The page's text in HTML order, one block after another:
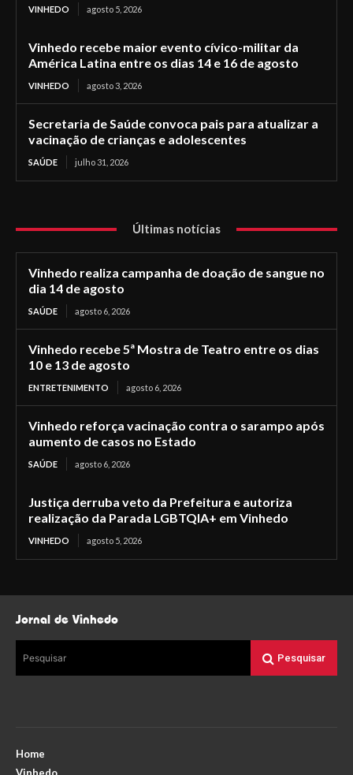
VINHEDO agosto 5, 2026
Vinhedo recebe maior evento cívico-militar da
América Latina entre os dias 14 e 16 de agosto
VINHEDO agosto 3, 2026
Secretaria de Saúde convoca pais para atualizar a
vacinação de crianças e adolescentes
SAÚDE julho 31, 2026
Últimas notícias
Vinhedo realiza campanha de doação de sangue no
dia 14 de agosto
SAÚDE agosto 6, 2026
Vinhedo recebe 5ª Mostra de Teatro entre os dias
10 e 13 de agosto
ENTRETENIMENTO agosto 6, 2026
Vinhedo reforça vacinação contra o sarampo após
aumento de casos no Estado
SAÚDE agosto 6, 2026
Justiça derruba veto da Prefeitura e autoriza
realização da Parada LGBTQIA+ em Vinhedo
VINHEDO agosto 5, 2026
Jornal de Vinhedo
Pesquisar Pesquisar
Home
Vinhedo